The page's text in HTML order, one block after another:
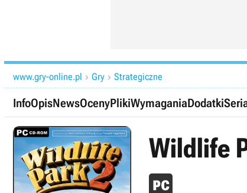
www.gry-online.pl  Gry  Strategiczne
InfoOpisNewsOcenyPlikiWymaganiaDodatki
Wildlife